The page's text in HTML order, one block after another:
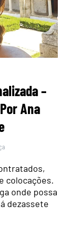
–
Ana
colocações.
onde possa
dezassete